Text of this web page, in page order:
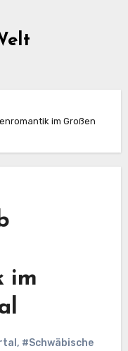
im Großen
im
, #Schwäbische